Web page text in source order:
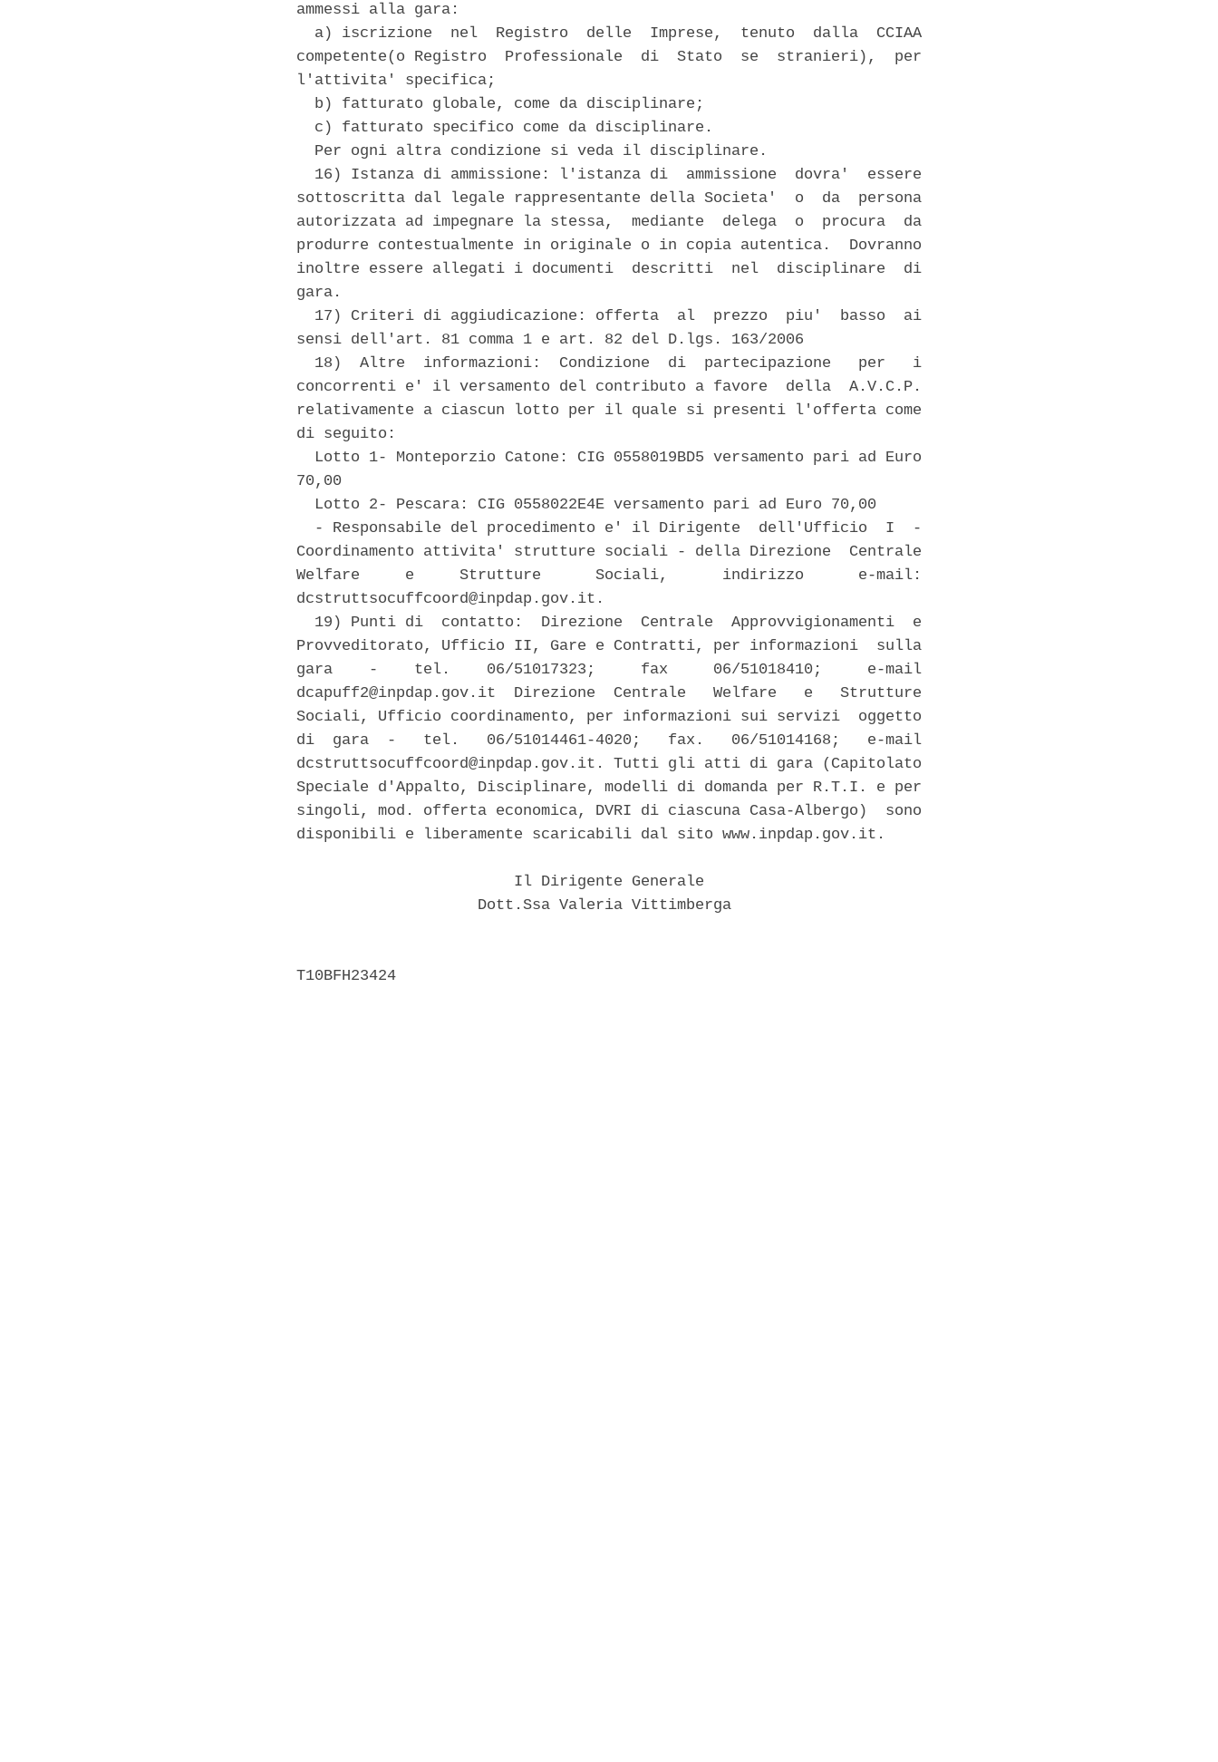
ammessi alla gara:
  a) iscrizione  nel  Registro  delle  Imprese,  tenuto  dalla  CCIAA
competente(o Registro  Professionale  di  Stato  se  stranieri),  per
l'attivita' specifica;
  b) fatturato globale, come da disciplinare;
  c) fatturato specifico come da disciplinare.
  Per ogni altra condizione si veda il disciplinare.
  16) Istanza di ammissione: l'istanza di  ammissione  dovra'  essere
sottoscritta dal legale rappresentante della Societa'  o  da  persona
autorizzata ad impegnare la stessa,  mediante  delega  o  procura  da
produrre contestualmente in originale o in copia autentica.  Dovranno
inoltre essere allegati i documenti  descritti  nel  disciplinare  di
gara.
  17) Criteri di aggiudicazione: offerta  al  prezzo  piu'  basso  ai
sensi dell'art. 81 comma 1 e art. 82 del D.lgs. 163/2006
  18)  Altre  informazioni:  Condizione  di  partecipazione   per   i
concorrenti e' il versamento del contributo a favore  della  A.V.C.P.
relativamente a ciascun lotto per il quale si presenti l'offerta come
di seguito:
  Lotto 1- Monteporzio Catone: CIG 0558019BD5 versamento pari ad Euro
70,00
  Lotto 2- Pescara: CIG 0558022E4E versamento pari ad Euro 70,00
  - Responsabile del procedimento e' il Dirigente  dell'Ufficio  I  -
Coordinamento attivita' strutture sociali - della Direzione  Centrale
Welfare     e     Strutture      Sociali,      indirizzo      e-mail:
dcstruttsocuffcoord@inpdap.gov.it.
  19) Punti di  contatto:  Direzione  Centrale  Approvvigionamenti  e
Provveditorato, Ufficio II, Gare e Contratti, per informazioni  sulla
gara    -    tel.    06/51017323;     fax     06/51018410;     e-mail
dcapuff2@inpdap.gov.it  Direzione  Centrale   Welfare   e   Strutture
Sociali, Ufficio coordinamento, per informazioni sui servizi  oggetto
di  gara  -   tel.   06/51014461-4020;   fax.   06/51014168;   e-mail
dcstruttsocuffcoord@inpdap.gov.it. Tutti gli atti di gara (Capitolato
Speciale d'Appalto, Disciplinare, modelli di domanda per R.T.I. e per
singoli, mod. offerta economica, DVRI di ciascuna Casa-Albergo)  sono
disponibili e liberamente scaricabili dal sito www.inpdap.gov.it.
                        Il Dirigente Generale
                    Dott.Ssa Valeria Vittimberga